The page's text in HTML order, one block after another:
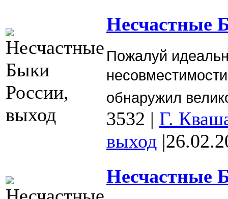
Несчастные
Пожалуй
обнаружил
3532 | Г.
выход |
Несчастные